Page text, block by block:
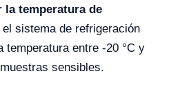
la temperatura de
sistema de refrigeración
temperatura entre -20 °C y
sensibles.